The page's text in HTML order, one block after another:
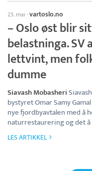
23. mai ·vartoslo.no
– Oslo øst blir
belastninga. SV
lettvint, men
dumme
Siavash Mobasheri
bystyret Omar Samy
nye fjordbyavtalen med å
naturrestaurering og det
LES ARTIKKEL